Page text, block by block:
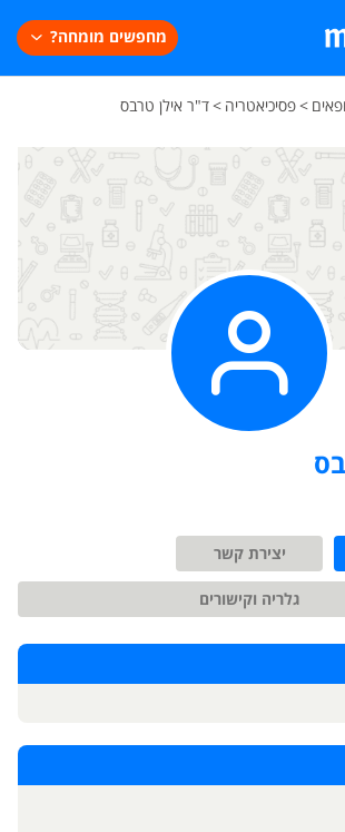
מחפשים מומחה?
>פסיכיאטריה >ד"ר אילן טרבס
יצירת קשר
גלריה וקישורים